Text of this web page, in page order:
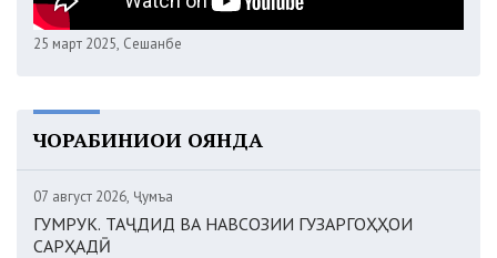
25 март 2025, Сешанбе
ЧОРАБИНИҲОИ ОЯНДА
07 август 2026, Ҷумъа
ГУМРУК. ТАҶДИД ВА НАВСОЗИИ ГУЗАРГОҲҲОИ
САРҲАДӢ